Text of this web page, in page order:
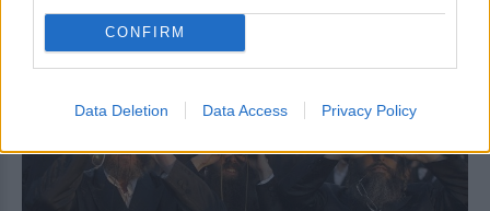
CONFIRM
Data Deletion Data Access Privacy Policy